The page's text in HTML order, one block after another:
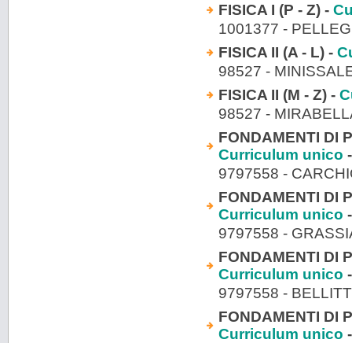
FISICA I (P - Z) -
1001377 -
FISICA II (A - L) -
98527 -
FISICA II (M - Z) -
98527 -
FONDAMENTI DI
Curriculum unico
9797558 -
FONDAMENTI DI
Curriculum unico
9797558 -
FONDAMENTI DI
Curriculum unico
9797558 -
FONDAMENTI DI
Curriculum unico